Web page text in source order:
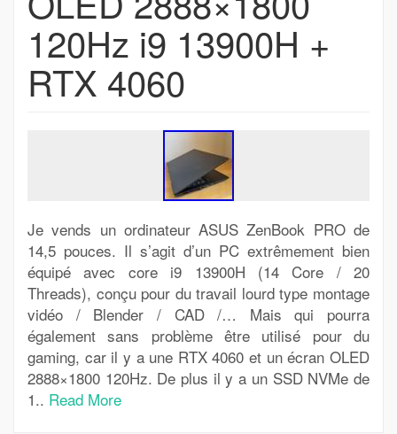
120Hz i9 13900H +
RTX 4060
Je vends un ordinateur ASUS ZenBook PRO de
14,5 pouces. Il s’agit d’un PC extrêmement bien
équipé avec core i9 13900H (14 Core / 20
Threads), conçu pour du travail lourd type montage
vidéo / Blender / CAD /… Mais qui pourra
également sans problème être utilisé pour du
gaming, car il y a une RTX 4060 et un écran OLED
2888×1800 120Hz. De plus il y a un SSD NVMe de
1.. Read More